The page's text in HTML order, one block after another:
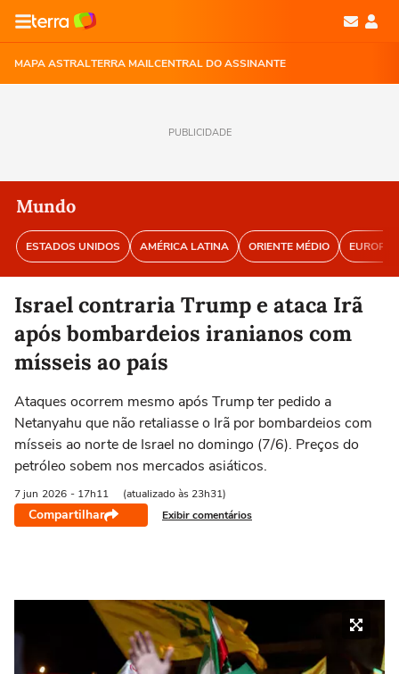
MAPA ASTRALTERRA MAILCENTRAL DO ASSINANTE
PUBLICIDADE
Mundo
ESTADOS UNIDOS AMÉRICA LATINA ORIENTE MÉDIO EUROPA
Israel contraria Trump e ataca Irã
após bombardeios iranianos com
mísseis ao país
Ataques ocorrem mesmo após Trump ter pedido a
Netanyahu que não retaliasse o Irã por bombardeios com
mísseis ao norte de Israel no domingo (7/6). Preços do
petróleo sobem nos mercados asiáticos.
7 jun 2026 - 17h11 (atualizado às 23h31)
Compartilhar Exibir comentários